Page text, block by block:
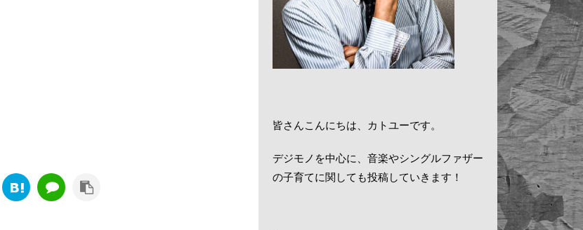
皆さんこんにちは、カトユーです。
デジモノを中心に、音楽やシングルファザー
の子育てに関しても投稿していきます！